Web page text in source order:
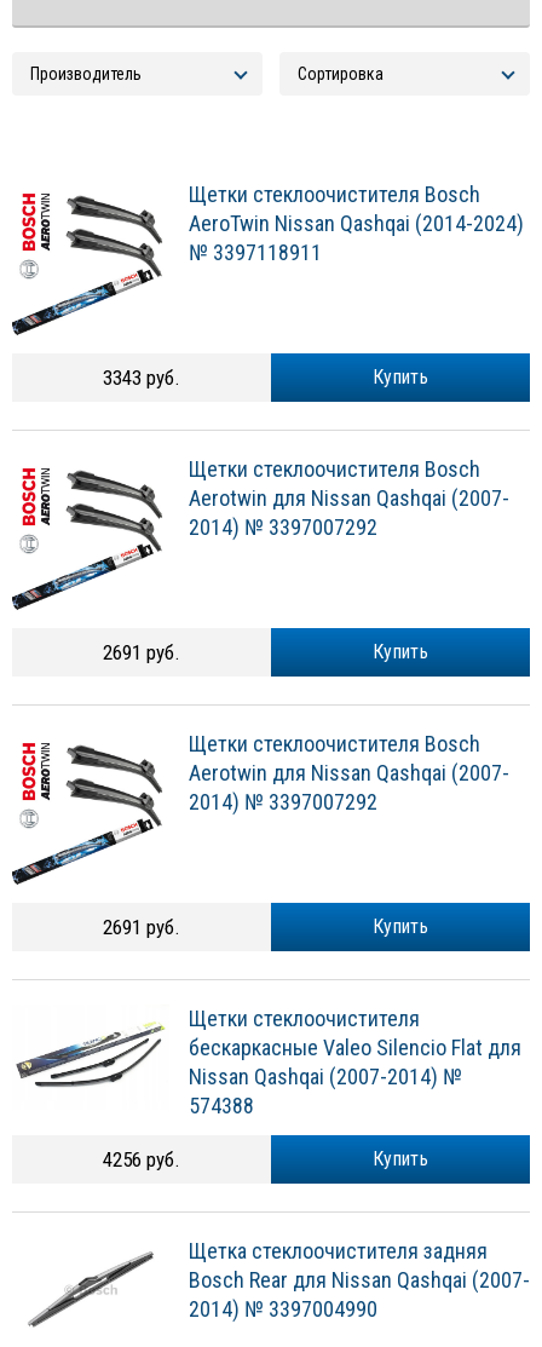
Щетки стеклоочистителя Bosch
AeroTwin Nissan Qashqai (2014-2024)
№ 3397118911
Купить
3343 руб.
Щетки стеклоочистителя Bosch
Aerotwin для Nissan Qashqai (2007-
2014) № 3397007292
Купить
2691 руб.
Щетки стеклоочистителя Bosch
Aerotwin для Nissan Qashqai (2007-
2014) № 3397007292
Купить
2691 руб.
Щетки стеклоочистителя
бескаркасные Valeo Silencio Flat для
Nissan Qashqai (2007-2014) №
574388
Купить
4256 руб.
Щетка стеклоочистителя задняя
Bosch Rear для Nissan Qashqai (2007-
2014) № 3397004990